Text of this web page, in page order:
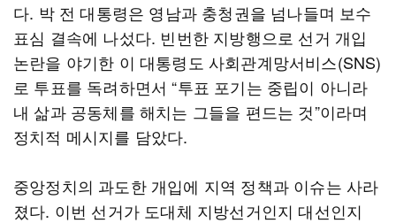
다. 박 전 대통령은 영남과 충청권을 넘나들며 보수
표심 결속에 나섰다. 빈번한 지방행으로 선거 개입
논란을 야기한 이 대통령도 사회관계망서비스(SNS)
로 투표를 독려하면서 “투표 포기는 중립이 아니라
내 삶과 공동체를 해치는 그들을 편드는 것”이라며
정치적 메시지를 담았다.
중앙정치의 과도한 개입에 지역 정책과 이슈는 사라
졌다. 이번 선거가 도대체 지방선거인지 대선인지